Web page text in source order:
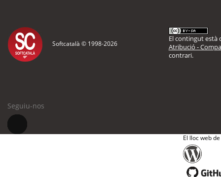
Softcatalà © 1998-2026
El contingut està
Atribució -
contrari.
Seguiu-nos
El lloc web